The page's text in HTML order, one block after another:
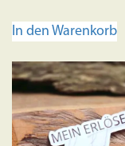
In den Warenkorb